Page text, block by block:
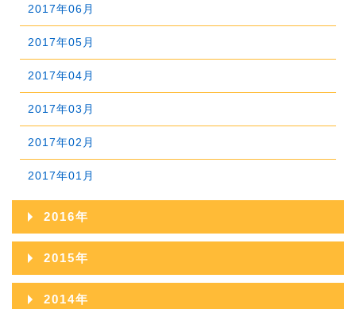
2021年01月
2020年02月
2020年01月
2019年03月
2019年02月
2019年01月
2017年06月
2017年05月
2017年04月
2017年03月
2017年02月
2017年01月
2016年
2016年12月
2016年11月
2015年
2015年12月
2014年